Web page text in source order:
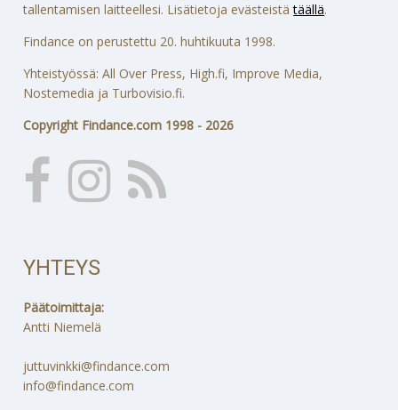
tallentamisen laitteellesi. Lisätietoja evästeistätäällä.
Findance on perustettu 20. huhtikuuta 1998.
Yhteistyössä: All Over Press, High.fi, Improve Media,
Nostemedia ja Turbovisio.fi.
Copyright Findance.com 1998 - 2026
YHTEYS
Päätoimittaja:
Antti Niemelä
juttuvinkki@findance.com
info@findance.com